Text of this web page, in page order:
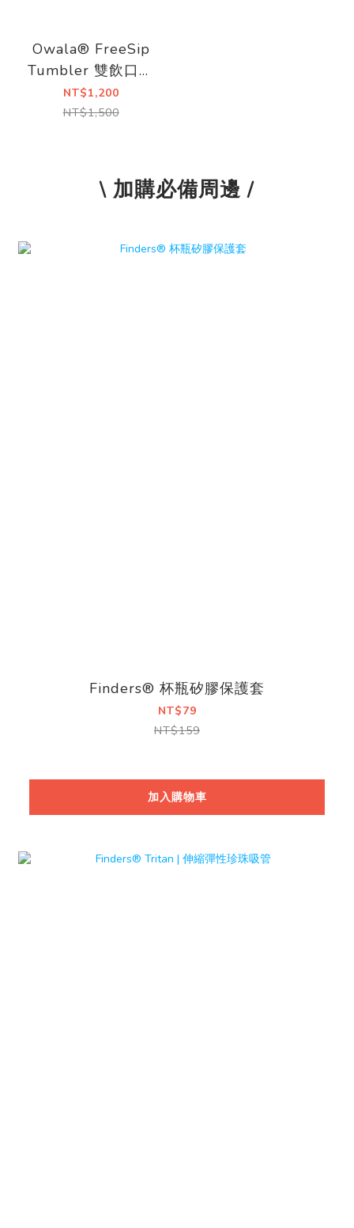
Owala® FreeSip
Tumbler 雙飲口吸
管隨行杯 |890ml
NT$1,200
NT$1,500
\ 加購必備周邊 /
Finders® 杯瓶矽膠保護套
NT$79
NT$159
加入購物車